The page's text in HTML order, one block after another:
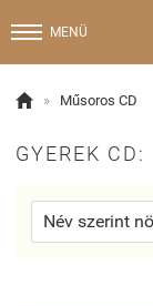
MENÜ
 » Műsoros CD
GYEREK CD: